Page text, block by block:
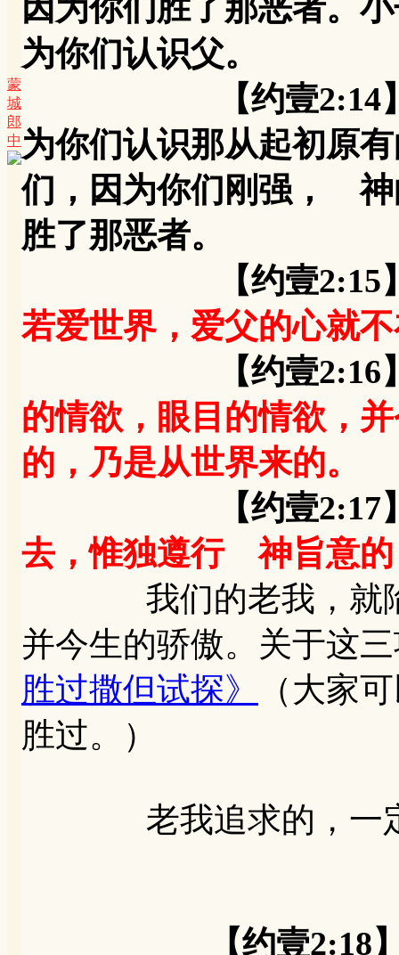
蒙
城
郎
中
因为你们胜了那恶者。
为你们认识父。
【约壹2:14】父老
为你们认识那从起初原
们，因为你们刚强， 神
胜了那恶者。
【约壹2:15
若爱世界，爱父的心就
【约壹2:16
的情欲，眼目的情欲，
的，乃是从世界来的。
【约壹2:17
去，惟独遵行 神旨意的
我们的老我，就陷
并今生的骄傲。关于这
胜过撒但试探》
（大家
胜过。）
老我追求的，一定
【约壹